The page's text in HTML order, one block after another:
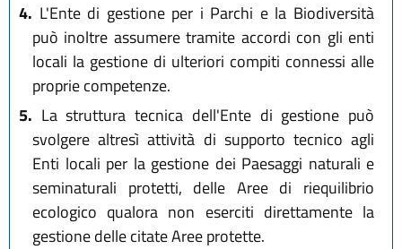
4. L'Ente di gestione per i Parchi e la Biodiversità
può inoltre assumere tramite accordi con gli enti
locali la gestione di ulteriori compiti connessi alle
proprie competenze.
5. La struttura tecnica dell'Ente di gestione può
svolgere altresì attività di supporto tecnico agli
Enti locali per la gestione dei Paesaggi naturali e
seminaturali protetti, delle Aree di riequilibrio
ecologico qualora non eserciti direttamente la
gestione delle citate Aree protette.